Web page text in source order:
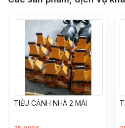
TIỂU CẢNH NHÀ 2 MÁI